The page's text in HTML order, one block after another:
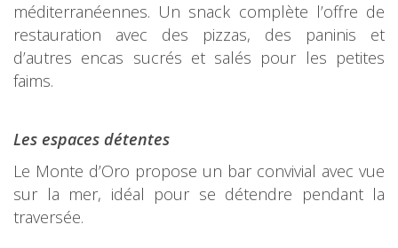
méditerranéennes. Un snack complète l’offre de
restauration avec des pizzas, des paninis et
d’autres encas sucrés et salés pour les petites
faims.
Les espaces détentes
Le Monte d’Oro propose un bar convivial avec vue
sur la mer, idéal pour se détendre pendant la
traversée.